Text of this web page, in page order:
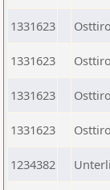
1331623
1331623
1331623
1331623
1234382